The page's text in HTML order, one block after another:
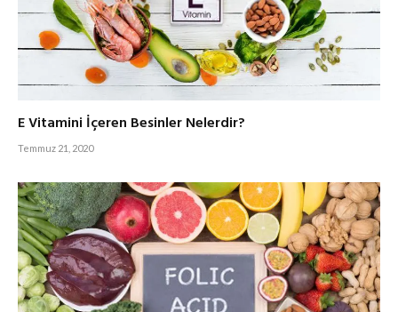
E Vitamini İçeren Besinler Nelerdir?
Temmuz 21, 2020